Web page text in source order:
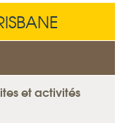
et activités